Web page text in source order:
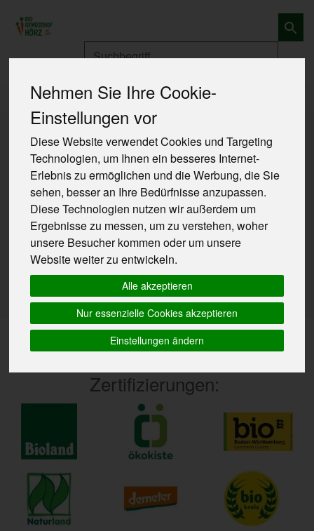
Nehmen Sie Ihre Cookie-
Einstellungen vor
Diese Website verwendet Cookies und Targeting
Technologien, um Ihnen ein besseres Internet-
Erlebnis zu ermöglichen und die Werbung, die Sie
sehen, besser an Ihre Bedürfnisse anzupassen.
Diese Technologien nutzen wir außerdem um
Ergebnisse zu messen, um zu verstehen, woher
unsere Besucher kommen oder um unsere
Website weiter zu entwickeln.
Alle akzeptieren
Nur essenzielle Cookies akzeptieren
Einstellungen ändern
Produkte Obst und Gemüse Obst
Produkte Obst und Gemüse Obst
Produkt "Birne Abate" nicht
verfügbar.
Das von Ihnen gesuchte Produkt ist leider zur Zeit
nicht verfügbar.
Zertifizierungen: